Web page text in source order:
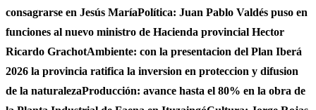
consagrarse en Jesús MaríaPolítica: Juan Pablo Valdés puso en
funciones al nuevo ministro de Hacienda provincial Hector
Ricardo GrachotAmbiente: con la presentacion del Plan Iberá
2026 la provincia ratifica la inversion en proteccion y difusion
de la naturalezaProducción: avance hasta el 80% en la obra de